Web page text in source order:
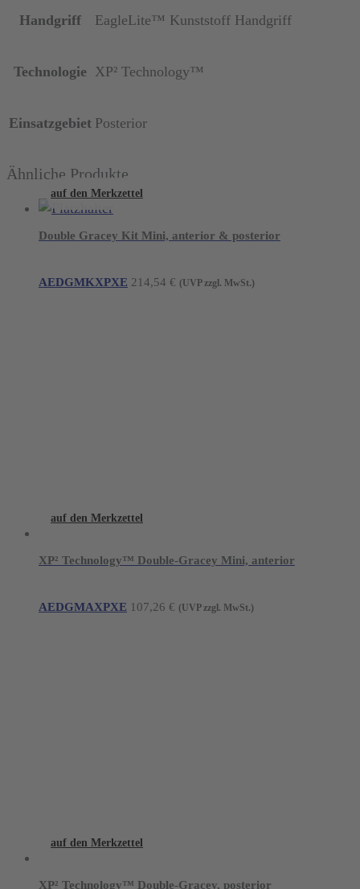
Handgriff EagleLite™ Kunststoff Handgriff
Technologie XP² Technology™
Einsatzgebiet Posterior
Ähnliche Produkte
auf den Merkzettel
Double Gracey Kit Mini, anterior & posterior
AEDGMKXPXE 214,54 € (UVP zzgl. MwSt.)
auf den Merkzettel
XP² Technology™ Double-Gracey Mini, anterior
AEDGMAXPXE 107,26 € (UVP zzgl. MwSt.)
auf den Merkzettel
XP² Technology™ Double-Gracey, posterior